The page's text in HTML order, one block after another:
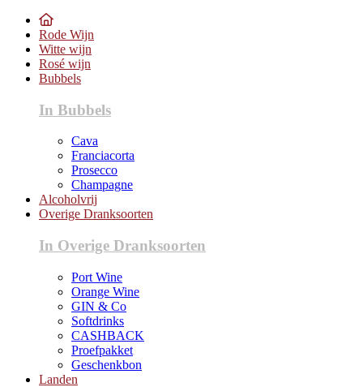
Rode Wijn
Witte wijn
Rosé wijn
Bubbels
In Bubbels
Cava
Franciacorta
Prosecco
Champagne
Alcoholvrij
Overige Dranksoorten
In Overige Dranksoorten
Port Wine
Orange Wine
GIN & Co
Softdrinks
CASHBACK
Proefpakket
Geschenkbon
Landen